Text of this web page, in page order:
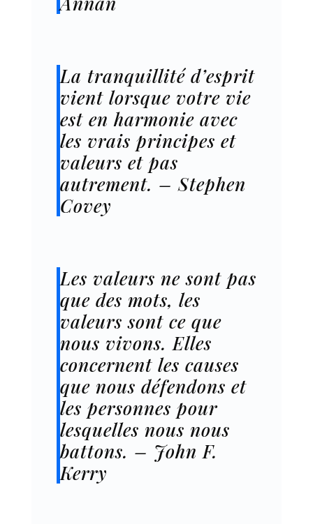
La tranquillité d’esprit
vient lorsque votre vie
est en harmonie avec
les vrais principes et
valeurs et pas
autrement. – Stephen
Covey
Les valeurs ne sont pas
que des mots, les
valeurs sont ce que
nous vivons. Elles
concernent les causes
que nous défendons et
les personnes pour
lesquelles nous nous
battons. – John F.
Kerry